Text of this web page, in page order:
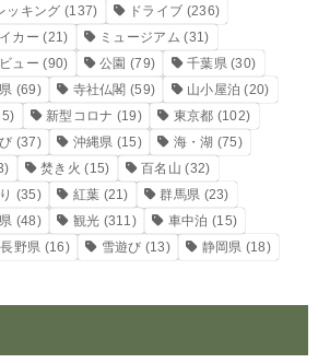
ッキング (137) ドライブ (236)
カー (21) ミュージアム (31)
ュー (90) 公園 (79) 千葉県(30)
(69) 寺社仏閣 (59) 山小屋泊 (20)
新型コロナ (19) 東京都 (102)
(37) 沖縄県 (15) 海・湖 (75)
焚き火 (15) 百名山 (32)
(35) 紅葉 (21) 群馬県 (23)
(48) 観光 (311) 車中泊 (15)
長野県 (16) 雪遊び (13) 静岡県 (18)